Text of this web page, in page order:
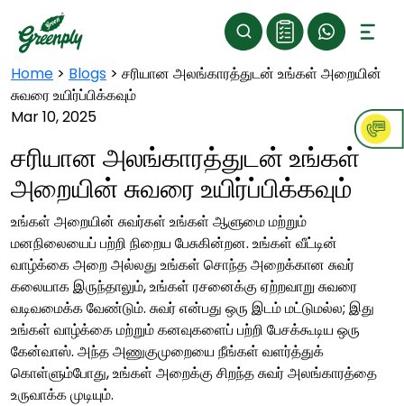
Home > Blogs > சரியான அலங்காரத்துடன் உங்கள் அறையின்
சுவரை உயிர்ப்பிக்கவும்
Mar 10, 2025
சரியான அலங்காரத்துடன் உங்கள்
அறையின் சுவரை உயிர்ப்பிக்கவும்
உங்கள் அறையின் சுவர்கள் உங்கள் ஆளுமை மற்றும்
மனநிலையைப் பற்றி நிறைய பேசுகின்றன. உங்கள் வீட்டின்
வாழ்க்கை அறை அல்லது உங்கள் சொந்த அறைக்கான சுவர்
கலையாக இருந்தாலும், உங்கள் ரசனைக்கு ஏற்றவாறு சுவரை
வடிவமைக்க வேண்டும். சுவர் என்பது ஒரு இடம் மட்டுமல்ல; இது
உங்கள் வாழ்க்கை மற்றும் கனவுகளைப் பற்றி பேசக்கூடிய ஒரு
கேன்வாஸ். அந்த அணுகுமுறையை நீங்கள் வளர்த்துக்
கொள்ளும்போது, ​​உங்கள் அறைக்கு சிறந்த சுவர் அலங்காரத்தை
உருவாக்க முடியும்.